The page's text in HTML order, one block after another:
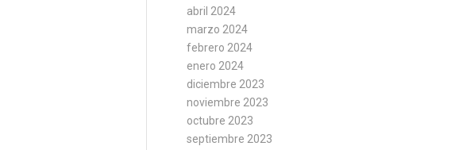
abril 2024
marzo 2024
febrero 2024
enero 2024
diciembre 2023
noviembre 2023
octubre 2023
septiembre 2023